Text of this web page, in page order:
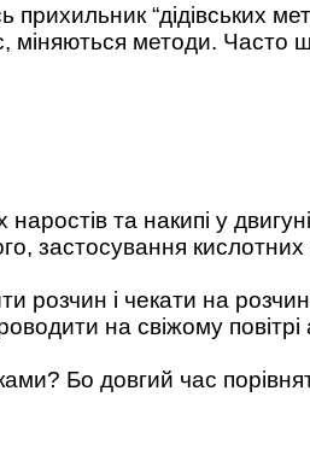
“дідівських
міняються методи. Часто
наростів та накипі у
застосування
розчин і чекати на
на свіжому повітрі
Бо довгий час